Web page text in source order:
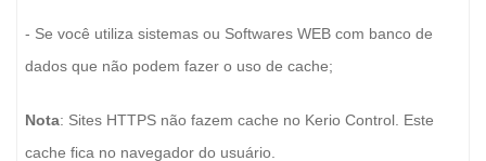
- Se você utiliza sistemas ou Softwares WEB com banco de
dados que não podem fazer o uso de cache;
Nota: Sites HTTPS não fazem cache no Kerio Control. Este
cache fica no navegador do usuário.